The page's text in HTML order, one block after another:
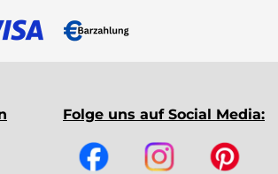
Folge uns auf Social Media: